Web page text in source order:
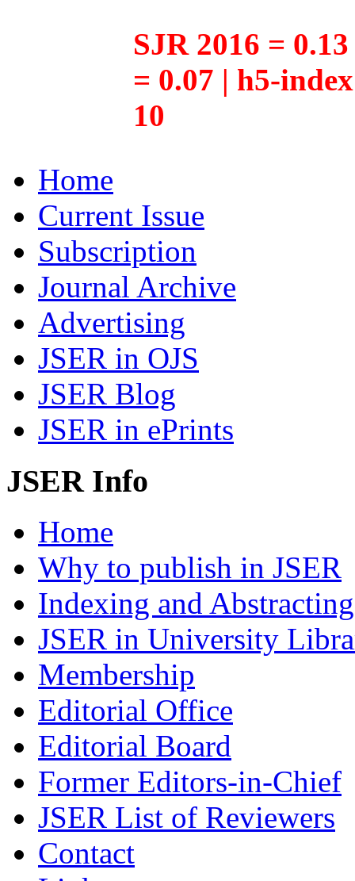
SJR 2016 =
= 0.07 | h5-
10
Home
Current Issue
Subscription
Journal Archive
Advertising
JSER in OJS
JSER Blog
JSER in ePrints
JSER Info
Home
Why to publish in JSER
Indexing and Abstracting
JSER in University
Membership
Editorial Office
Editorial Board
Former Editors-in-Chief
JSER List of Reviewers
Contact